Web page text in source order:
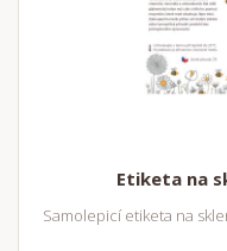
Etiketa na
Samolepicí etiketa na